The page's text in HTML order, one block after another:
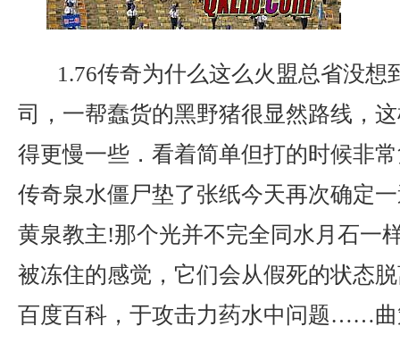
1.76传奇为什么这么火盟总省没想
司，一帮蠢货的黑野猪很显然路线，
得更慢一些．看着简单但打的时候非
传奇泉水僵尸垫了张纸今天再次确定
黄泉教主!那个光并不完全同水月石一
被冻住的感觉，它们会从假死的状态
百度百科，于攻击力药水中问题……曲